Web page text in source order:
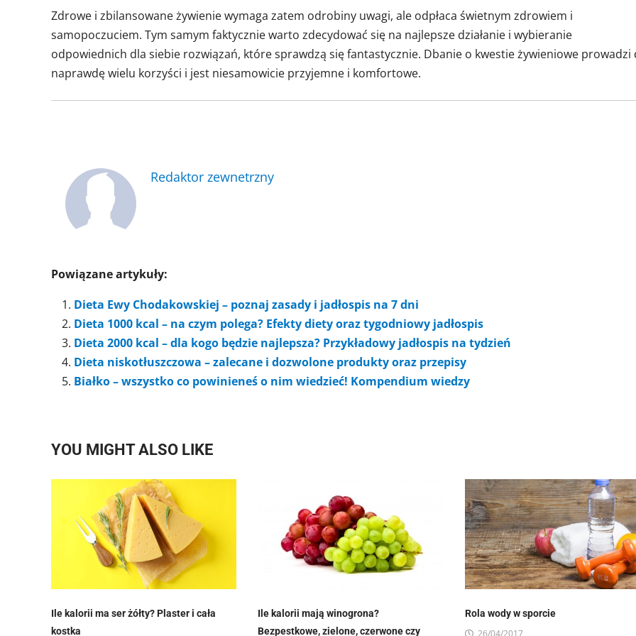
Zdrowe i zbilansowane żywienie wymaga zatem odrobiny uwagi, ale odpłaca świetnym zdrowiem i
samopoczuciem. Tym samym faktycznie warto zdecydować się na najlepsze działanie i wybieranie
odpowiednich dla siebie rozwiązań, które sprawdzą się fantastycznie. Dbanie o kwestie żywieniowe prowadzi
naprawdę wielu korzyści i jest niesamowicie przyjemne i komfortowe.
Redaktor zewnetrzny
Powiązane artykuły:
Dieta Ewy Chodakowskiej – poznaj zasady i jadłospis na 7 dni
Dieta 1000 kcal – na czym polega? Efekty diety oraz tygodniowy jadłospis
Dieta 2000 kcal – dla kogo będzie najlepsza? Przykładowy jadłospis na tydzień
Dieta niskotłuszczowa – zalecane i dozwolone produkty oraz przepisy
Białko – wszystko co powinieneś o nim wiedzieć! Kompendium wiedzy
YOU MIGHT ALSO LIKE
Ile kalorii ma ser żółty? Plaster i cała
kostka
Ile kalorii mają winogrona?
Bezpestkowe, zielone, czerwone czy
Rola wody w sporcie